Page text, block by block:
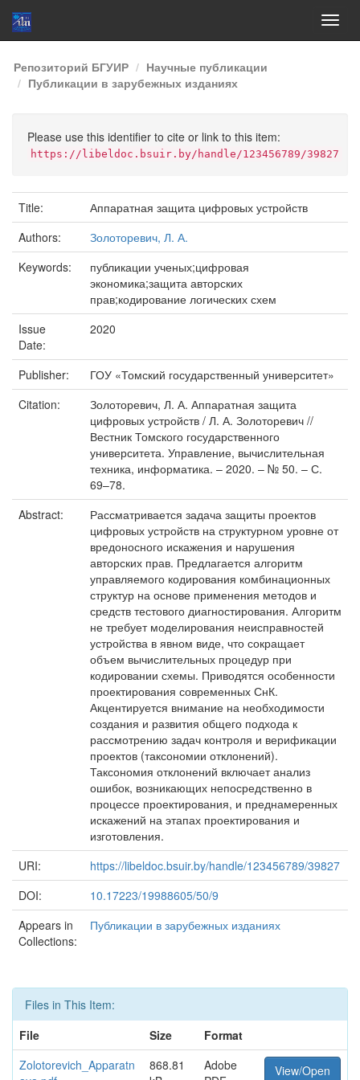
Skip
navigation
Репозиторий БГУИР
Научные публикации
Публикации в зарубежных изданиях
Please use this identifier to cite or link to this item:
https://libeldoc.bsuir.by/handle/123456789/39827
Title:
Аппаратная защита цифровых устройств
Authors:
Золоторевич, Л. А.
Keywords:
публикации ученых;цифровая
экономика;защита авторских
прав;кодирование логических схем
Issue
Date:
2020
Publisher:
ГОУ «Томский государственный университет»
Citation:
Золоторевич, Л. А. Аппаратная защита
цифровых устройств / Л. А. Золоторевич //
Вестник Томского государственного
университета. Управление, вычислительная
техника, информатика. – 2020. – № 50. – С.
69–78.
Abstract:
Рассматривается задача защиты проектов
цифровых устройств на структурном уровне от
вредоносного искажения и нарушения
авторских прав. Предлагается алгоритм
управляемого кодирования комбинационных
структур на основе применения методов и
средств тестового диагностирования. Алгоритм
не требует моделирования неисправностей
устройства в явном виде, что сокращает
объем вычислительных процедур при
кодировании схемы. Приводятся особенности
проектирования современных СнК.
Акцентируется внимание на необходимости
создания и развития общего подхода к
рассмотрению задач контроля и верификации
проектов (таксономии отклонений).
Таксономия отклонений включает анализ
ошибок, возникающих непосредственно в
процессе проектирования, и преднамеренных
искажений на этапах проектирования и
изготовления.
URI:
https://libeldoc.bsuir.by/handle/123456789/39827
DOI:
10.17223/19988605/50/9
Appears in
Collections:
Публикации в зарубежных изданиях
Files in This Item:
File
Size
Format
Zolotorevich_Apparatn
868.81
Adobe
View/Open